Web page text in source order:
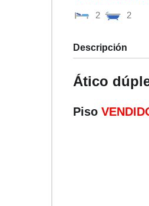
2 2
Descripción
Ático
Piso